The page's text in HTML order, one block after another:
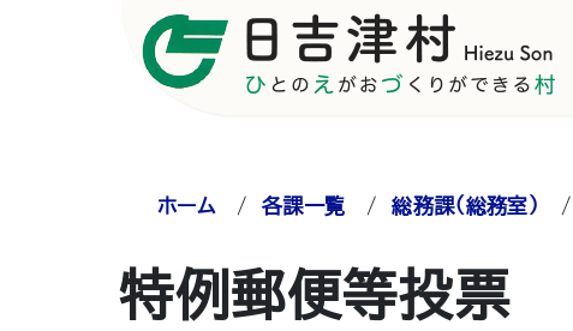
ホーム /各課一覧 /総務課（総務室）
特例郵便等投票